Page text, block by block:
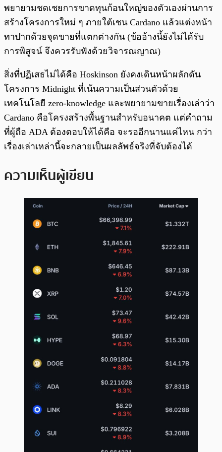
พยายามชดเชยการขาดทุนก้อนใหญ่ของตัวเองผ่านการ
สร้างโครงการใหม่ ๆ ภายใต้เชน Cardano แล้วแต่งหน้า
ทาปากด้วยจุดขายที่แตกต่างกัน (ข้ออ้างนี้ยังไม่ได้รับ
การพิสูจน์ จึงควรรับฟังด้วยวิจารณญาณ)
สิ่งที่ปฏิเสธไม่ได้คือ Hoskinson ยังคงเดินหน้าผลักดัน
โครงการ Midnight ที่เน้นความเป็นส่วนตัวด้วย
เทคโนโลยี zero-knowledge และพยายามขายเรื่องเล่าว่า
Cardano คือโครงสร้างพื้นฐานสำหรับอนาคต แต่คำถาม
ที่ผู้ถือ ADA ต้องตอบให้ได้คือ จะรออีกนานแค่ไหน กว่า
เรื่องเล่าเหล่านี้จะกลายเป็นผลลัพธ์จริงที่จับต้องได้
ความเห็นผู้เขียน